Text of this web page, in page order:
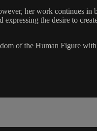
her work continues
the desire to
of the Human Figure